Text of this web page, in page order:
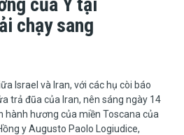
của Ý tại
chạy sang
Israel và Iran, với các hụ còi báo
trả đũa của Iran, nên sáng ngày 14
hành hương của miền Toscana của
y Augusto Paolo Logiudice,